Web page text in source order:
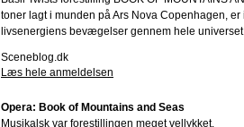
toner lagt i munden på Ars Nova Copenhagen,
livsenergiens bevægelser gennem hele universet.
Sceneblog.dk
Læs hele anmeldelsen
Opera: Book of Mountains and Seas
Musikalsk var forestillingen meget vellykket.